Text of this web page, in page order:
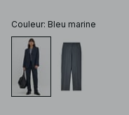
Couleur: Bleu marine